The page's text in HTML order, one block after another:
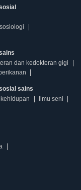
sosiologi
dan kedokteran gigi
sains
kehidupan
Ilmu seni